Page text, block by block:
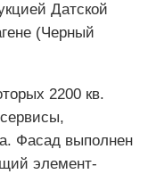
Датской
(Черный
2200 кв.
Фасад выполнен
элемент-